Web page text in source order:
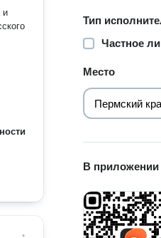
и
Тип
Частное
Место
В